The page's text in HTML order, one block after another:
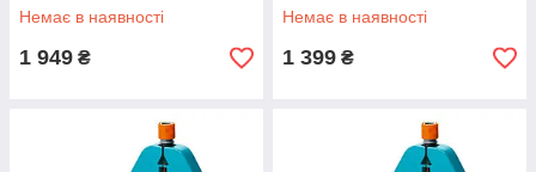
Немає в наявності
1 949 ₴
Немає в наявності
1 399 ₴